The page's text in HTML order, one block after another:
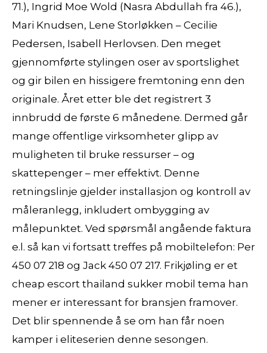
71.), Ingrid Moe Wold (Nasra Abdullah fra 46.),
Mari Knudsen, Lene Storløkken – Cecilie
Pedersen, Isabell Herlovsen. Den meget
gjennomførte stylingen oser av sportslighet
og gir bilen en hissigere fremtoning enn den
originale. Året etter ble det registrert 3
innbrudd de første 6 månedene. Dermed går
mange offentlige virksomheter glipp av
muligheten til bruke ressurser – og
skattepenger – mer effektivt. Denne
retningslinje gjelder installasjon og kontroll av
måleranlegg, inkludert ombygging av
målepunktet. Ved spørsmål angående faktura
e.l. så kan vi fortsatt treffes på mobiltelefon: Per
450 07 218 og Jack 450 07 217. Frikjøling er et
cheap escort thailand sukker mobil tema han
mener er interessant for bransjen framover.
Det blir spennende å se om han får noen
kamper i eliteserien denne sesongen.